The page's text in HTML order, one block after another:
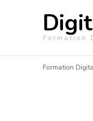
Formation
Formation